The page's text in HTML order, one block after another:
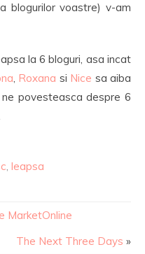
blogurilor voastre) v-am
la 6 bloguri, asa incat
, Roxana si Nice sa aiba
povesteasca despre 6
, leapsa
MarketOnline
The Next Three Days »